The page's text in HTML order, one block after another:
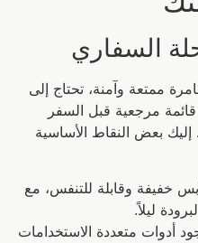
السفاري
ممتعة وآمنة، تحتاج إلى
قائمة مرجعية قبل السفر
بعض النقاط الأساسية
خفيفة وقابلة للتنفس، مع
ليلاً.
أدوات متعددة الاستخدامات